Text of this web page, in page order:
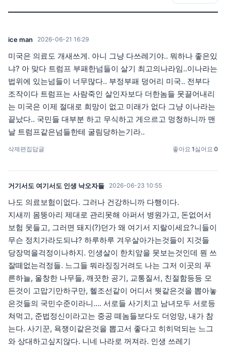
ice man 2026-06-21 16:29
미국은 의료도 개새쓰게. 아니 그냥 다쓰레기야.. 뭐하나 좋은있
냐? 아 맞다 트럼프 부패한넘들이 살기 최고의나라임..이나라는
법위에 있는넘들이 너무많다.. 부정부패 덩어리 미국.. 전부다
조작이다 트럼프는 사람죽인 살인자보다 더한놈들 못끌어내리
는 미국은 이제 절대로 희망이 없고 미래가 없다 그냥 이나라는
끝났다.. 국민들 대부분 하고 무식하고 게으르고 멍청하니까 맨
날 트럼프같은넘들한테 굴림당하는기라..
삭제편집 답글 좋아요 1싫어요 0
거기서도 여기서도 인생 낙오자들 2026-06-23 10:55
나도 의료보험이없다. 그러나 건강하니까 다행이다.
지새끼 몸뚱아리 제대로 관리못해 아퍼서 병원가고, 돈없어서
보험 못들고, 그러면 돼지(?)던가 왜 여기서 지랄이세요?니들이
무슨 정치가라도되냐? 하루하루 겨우살아가는것들이 지것들
당장먹을걱정이나하지. 인생살이 한치앞을 못보는것인데 뭔 쓰
잘떼없는걱정들. 느그들 뭐라징징거려도 나는 그저 이곳의 푸
른하늘, 울창한 나무들, 깨끗한 공기, 교통질서, 친절함등등 모
든것이 고맙기만하구만, 헬조선같이 어디서 뭣같은것을 뽑아놓
은것들의 국민수준이라니.... 서로들 사기치고 남녀모두 서로등
쳐먹고, 준법정신이라고는 중공 떼놈들보다도 더엉망, 내가 참
는다. 사기꾼, 욕쟁이같은것을 뽑고서 좋다고 히히덕되는 느그
와 상대하고싶지않다. 니네 나라로 꺼져라. 인생 쓰레기